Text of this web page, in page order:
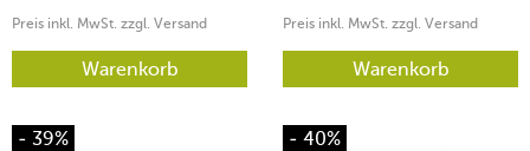
Preis inkl. MwSt. zzgl. Versand
Warenkorb
Preis inkl. MwSt. zzgl. Versand
Warenkorb
- 39% - 40%